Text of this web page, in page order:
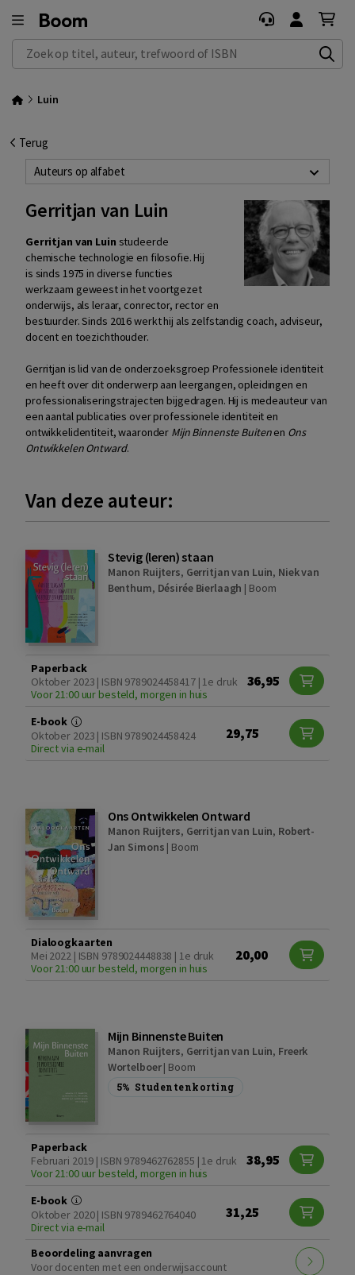
Zoek op titel, auteur, trefwoord of ISBN
Luin
Terug
Auteurs op alfabet
Gerritjan van Luin
Gerritjan van Luin studeerde
chemische technologie en filosofie. Hij
is sinds 1975 in diverse functies
werkzaam geweest in het voortgezet
onderwijs, als leraar, conrector, rector en
bestuurder. Sinds 2016 werkt hij als zelfstandig coach, adviseur,
docent en toezichthouder.
Gerritjan is lid van de onderzoeksgroep Professionele identiteit
en heeft over dit onderwerp aan leergangen, opleidingen en
professionaliseringstrajecten bijgedragen. Hij is medeauteur van
een aantal publicaties over professionele identiteit en
ontwikkelidentiteit,waaronder Mijn Binnenste Buitenen Ons
Ontwikkelen Ontward.
Van deze auteur:
Stevig (leren) staan
Manon Ruijters, Gerritjan van Luin, Niek van
Benthum, Désirée Bierlaagh | Boom
Paperback
Oktober 2023 | ISBN 9789024458417 | 1e druk
Voor 21:00 uur besteld, morgen in huis
36,95
E-book
Oktober 2023 | ISBN 9789024458424
Direct via e-mail
29,75
Ons Ontwikkelen Ontward
Manon Ruijters, Gerritjan van Luin, Robert-
Jan Simons | Boom
Dialoogkaarten
Mei 2022 | ISBN 9789024448838 | 1e druk
Voor 21:00 uur besteld, morgen in huis
20,00
Mijn Binnenste Buiten
Manon Ruijters, Gerritjan van Luin, Freerk
Wortelboer| Boom
5% Studentenkorting
Paperback
Februari 2019 | ISBN 9789462762855 | 1e druk
Voor 21:00 uur besteld, morgen in huis
38,95
E-book
Oktober 2020 | ISBN 9789462764040
Direct via e-mail
31,25
Beoordeling aanvragen
Voor docenten met een onderwijsaccount